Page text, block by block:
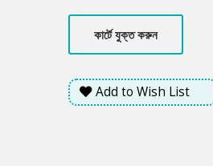
ব্যক্তিত্ববান তানভীর উচ্চবিত্ত
যেকোনো ছেলের জন্য আদর্শ হতে পারে।
হয় তানভীরের। তাদের অনুভূতিকে
দেশের বাইরে চলে যেতে হয়। ইরা সাথে
চিরকুট, ‘ইরা তুমি কি ফিরবে?’
কার্টে যুক্ত করুন
Add to Wish List